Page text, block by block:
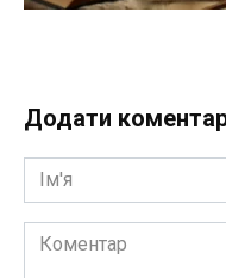
Додати
Ім'я
Коментар